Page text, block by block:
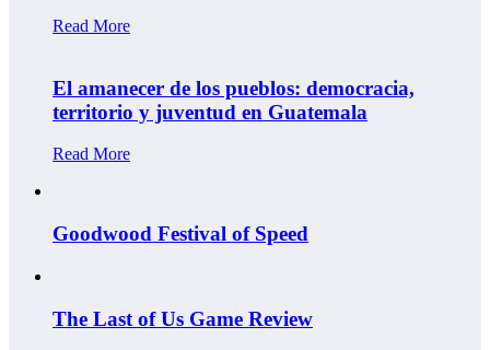
Read More
El amanecer de los pueblos: democracia,
territorio y juventud en Guatemala
Read More
Goodwood Festival of Speed
The Last of Us Game Review